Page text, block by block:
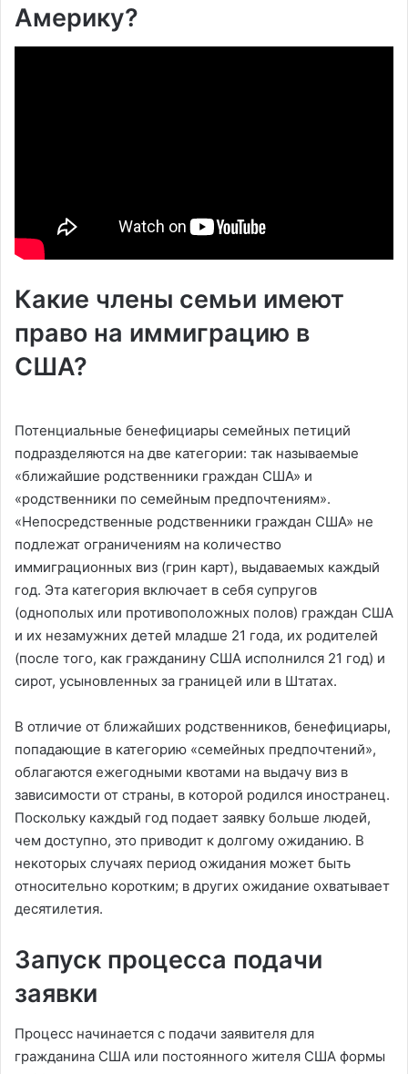
Америку?
Какие члены семьи имеют
право на иммиграцию в
США?
Потенциальные бенефициары семейных петиций
подразделяются на две категории: так называемые
«ближайшие родственники граждан США» и
«родственники по семейным предпочтениям».
«Непосредственные родственники граждан США» не
подлежат ограничениям на количество
иммиграционных виз (грин карт), выдаваемых каждый
год. Эта категория включает в себя супругов
(однополых или противоположных полов) граждан США
и их незамужних детей младше 21 года, их родителей
(после того, как гражданину США исполнился 21 год) и
сирот, усыновленных за границей или в Штатах.
В отличие от ближайших родственников, бенефициары,
попадающие в категорию «семейных предпочтений»,
облагаются ежегодными квотами на выдачу виз в
зависимости от страны, в которой родился иностранец.
Поскольку каждый год подает заявку больше людей,
чем доступно, это приводит к долгому ожиданию. В
некоторых случаях период ожидания может быть
относительно коротким; в других ожидание охватывает
десятилетия.
Запуск процесса подачи
заявки
Процесс начинается с подачи заявителя для
гражданина США или постоянного жителя США формы